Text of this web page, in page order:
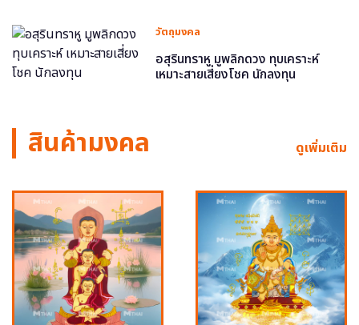
วัตถุมงคล
อสุรินทราหู มูพลิกดวง ทุบเคราะห์
เหมาะสายเสี่ยงโชค นักลงทุน
สินค้ามงคล ดูเพิ่มเติม